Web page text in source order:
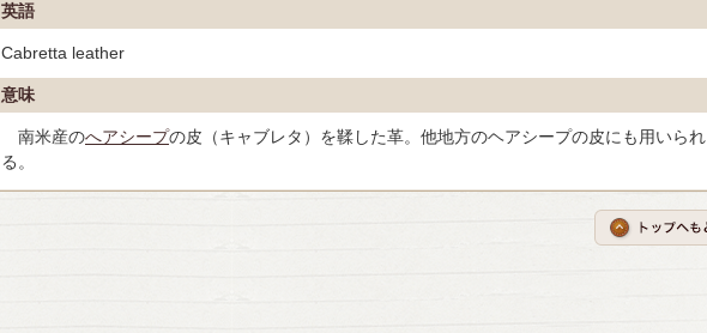
英語
Cabretta leather
意味
南米産のへアシープの皮（キャブレタ）を鞣した革。他地方のヘアシープの皮にも用いられ
る。